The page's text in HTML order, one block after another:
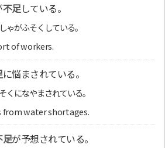
不足している。
ゃがふそくしている。
of workers.
に悩まされている。
くになやまされている。
from water shortages.
足が予想されている。